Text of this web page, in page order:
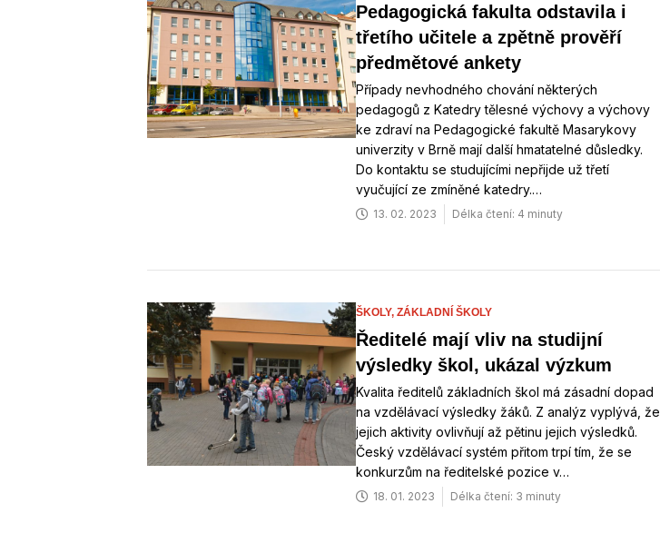
Pedagogická fakulta odstavila i
třetího učitele a zpětně prověří
předmětové ankety
Případy nevhodného chování některých
pedagogů z Katedry tělesné výchovy a výchovy
ke zdraví na Pedagogické fakultě Masarykovy
univerzity v Brně mají další hmatatelné důsledky.
Do kontaktu se studujícími nepřijde už třetí
vyučující ze zmíněné katedry.…
13. 02. 2023 Délka čtení: 4 minuty
ŠKOLY, ZÁKLADNÍ ŠKOLY
Ředitelé mají vliv na studijní
výsledky škol, ukázal výzkum
Kvalita ředitelů základních škol má zásadní dopad
na vzdělávací výsledky žáků. Z analýz vyplývá, že
jejich aktivity ovlivňují až pětinu jejich výsledků.
Český vzdělávací systém přitom trpí tím, že se
konkurzům na ředitelské pozice v…
18. 01. 2023 Délka čtení: 3 minuty